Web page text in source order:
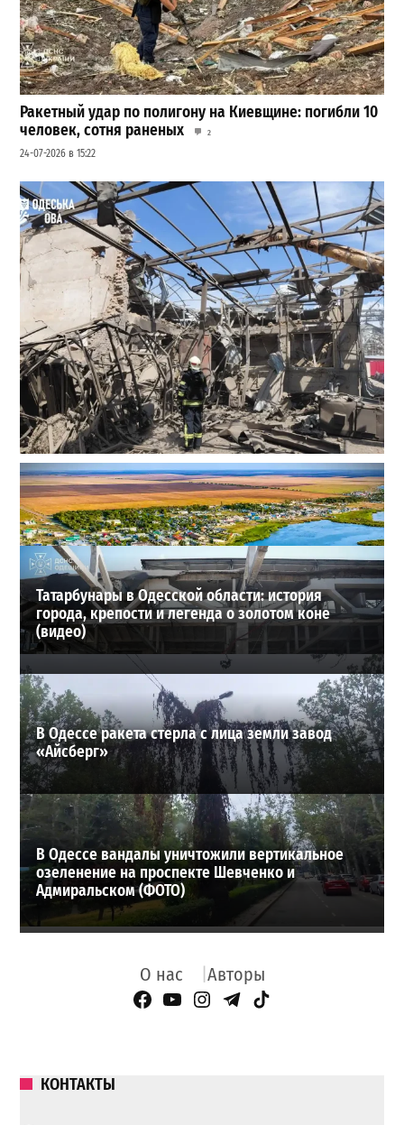
Ракетный удар по полигону на Киевщине: погибли 10
человек, сотня раненых
2
24-07-2026 в 15:22
В Одессе выросло число пострадавших после атаки
реактивных дронов (фото)
2
24-07-2026 в 14:29
ВИБОР РЕДАКЦИИ
Татарбунары в Одесской области: история
города, крепости и легенда о золотом коне
(видео)
В Одессе ракета стерла с лица земли завод
«Айсберг»
В Одессе вандалы уничтожили вертикальное
озеленение на проспекте Шевченко и
Адмиральском (ФОТО)
О нас Авторы
Facebook Page
YouTube
Instagram
Telegram
TikTok
КОНТАКТЫ